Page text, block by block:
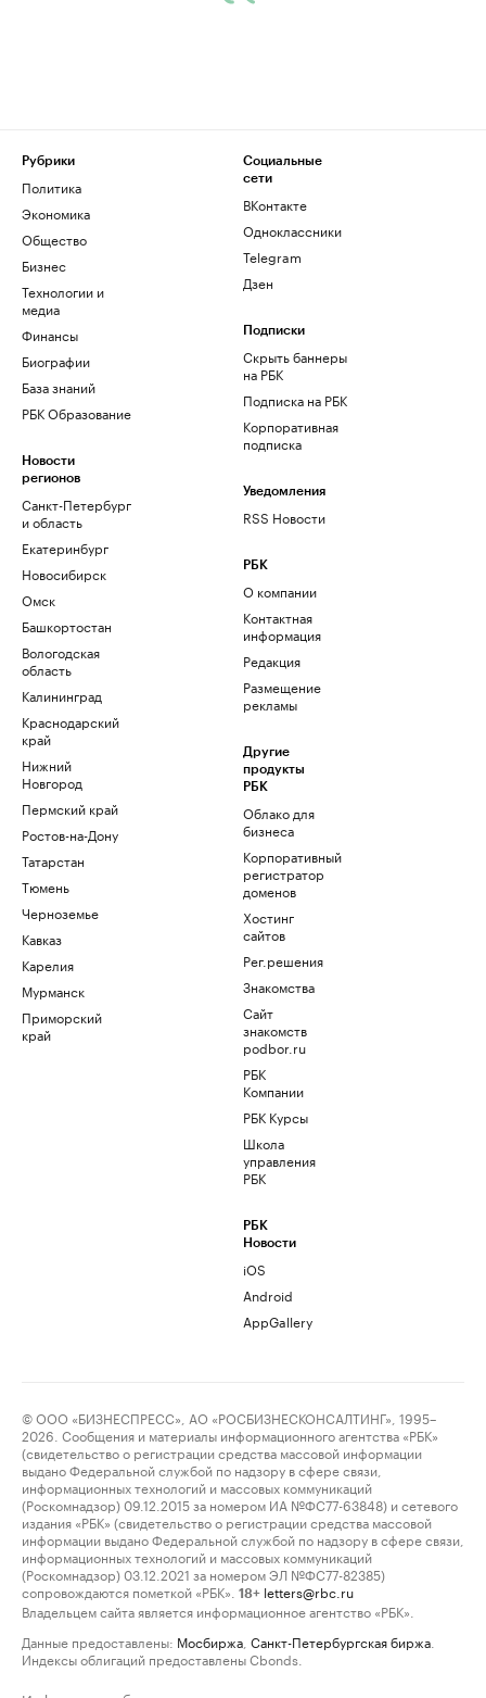
Рубрики
Политика
Экономика
Общество
Бизнес
Технологии и
медиа
Финансы
Биографии
База знаний
РБК Образование
Новости
регионов
Санкт-Петербург
и область
Екатеринбург
Новосибирск
Омск
Башкортостан
Вологодская
область
Калининград
Краснодарский
край
Нижний
Новгород
Пермский край
Ростов-на-Дону
Татарстан
Тюмень
Черноземье
Кавказ
Карелия
Мурманск
Приморский
край
Социальные
сети
ВКонтакте
Одноклассники
Telegram
Дзен
Подписки
Скрыть баннеры
на РБК
Подписка на РБК
Корпоративная
подписка
Уведомления
RSS Новости
РБК
О компании
Контактная
информация
Редакция
Размещение
рекламы
Другие
продукты
РБК
Облако для
бизнеса
Корпоративный
регистратор
доменов
Хостинг
сайтов
Рег.решения
Знакомства
Сайт
знакомств
podbor.ru
РБК
Компании
РБК Курсы
Школа
управления
РБК
РБК
Новости
iOS
Android
AppGallery
© ООО «БИЗНЕСПРЕСС», АО «РОСБИЗНЕСКОНСАЛТИНГ», 1995–
2026. Сообщения и материалы информационного агентства «РБК»
(свидетельство о регистрации средства массовой информации
выдано Федеральной службой по надзору в сфере связи,
информационных технологий и массовых коммуникаций
(Роскомнадзор) 09.12.2015 за номером ИА №ФС77-63848) и сетевого
издания «РБК» (свидетельство о регистрации средства массовой
информации выдано Федеральной службой по надзору в сфере связи,
информационных технологий и массовых коммуникаций
(Роскомнадзор) 03.12.2021 за номером ЭЛ №ФС77-82385)
сопровождаются пометкой «РБК».
18+ letters@rbc.ru
Владельцем сайта является информационное агентство «РБК».
Данные предоставлены: Мосбиржа Санкт-Петербургская биржа
Индексы облигаций предоставлены Cbonds.